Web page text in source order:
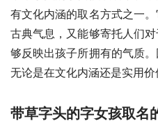
有文化内涵的取名方式之一
古典气息，又能够寄托人们
够反映出孩子所拥有的气质
无论是在文化内涵还是实用价
带草字头的字女孩取名